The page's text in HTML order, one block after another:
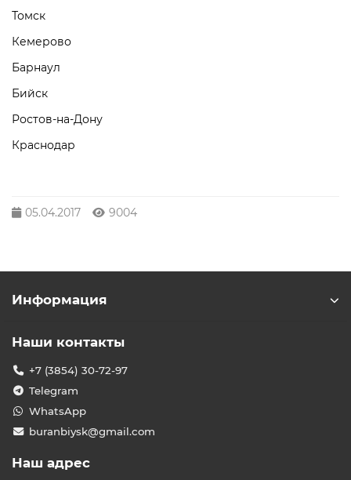
Томск
Кемерово
Барнаул
Бийск
Ростов-на-Дону
Краснодар
05.04.2017 9004
Информация
Наши контакты
+7 (3854) 30-72-97
Telegram
WhatsApp
buranbiysk@gmail.com
Наш адрес